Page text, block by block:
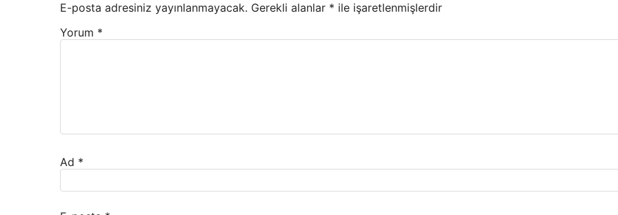
E-posta adresiniz yayınlanmayacak. Gerekli alanlar * ile işaretlenmişlerdir
Yorum *
Ad *